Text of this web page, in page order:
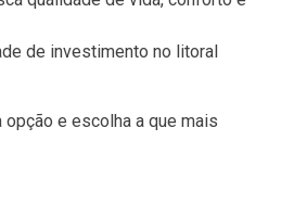
de investimento no litoral
opção e escolha a que mais